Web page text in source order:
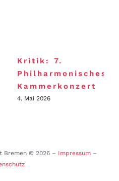
Kritik: 7.
Philharmonisches
Kammerkonzert
4. Mai 2026
Bremen © 2026 – Impressum –